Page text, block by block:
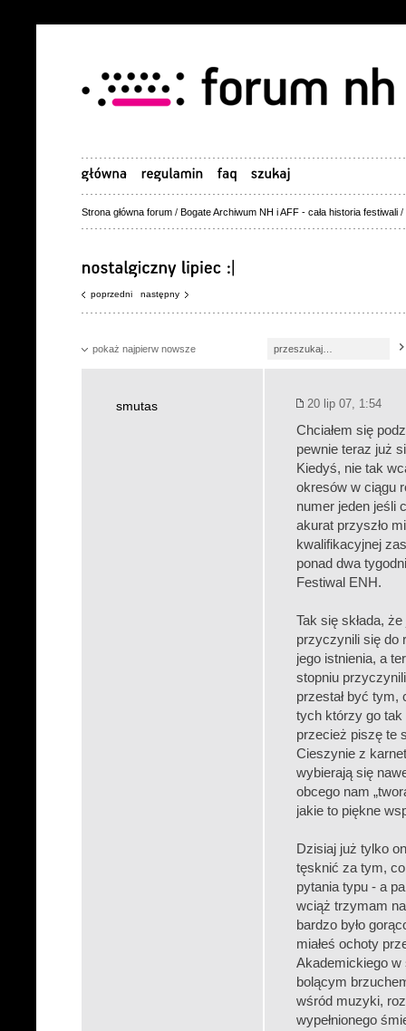
Strona główna forum / Bogate Archiwum NH i AFF - cała historia festiwali /
poprzedni następny
pokaż najpierw nowsze
smutas 20 lip 07, 1:54
Chciałem się
pewnie teraz już
Kiedyś, nie tak
okresów w ciągu
numer jeden jeśli
akurat przyszło
kwalifikacyjnej
ponad dwa
Festiwal ENH.
Tak się składa,
przyczynili się do
jego istnienia, a
stopniu
przestał być tym,
tych którzy go tak
przecież piszę te
Cieszynie z
wybierają się
obcego nam
jakie to piękne
Dzisiaj już tylko
tęsknić za tym,
pytania typu - a
wciąż trzymam
bardzo było
miałeś ochoty
Akademickiego
bolącym
wśród muzyki,
wypełnionego